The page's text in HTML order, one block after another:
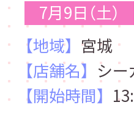
7月9日（土）
【地域】 宮城
【店舗名】 シ
【開始時間】